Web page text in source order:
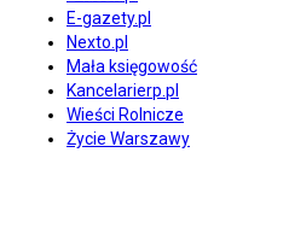
E-gazety.pl
Nexto.pl
Mała księgowość
Kancelarierp.pl
Wieści Rolnicze
Życie Warszawy